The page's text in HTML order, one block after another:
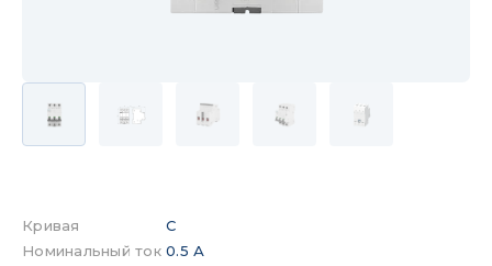
Кривая
C
Номинальный ток 0.5 А